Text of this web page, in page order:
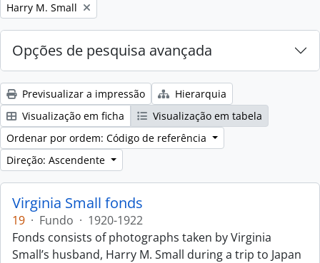
Remove filter:
Harry M. Small
Opções de pesquisa avançada
Previsualizar a impressão
Hierarquia
Visualização em ficha
Visualização em tabela
Ordenar por ordem: Código de referência
Direção: Ascendente
Virginia Small fonds
19 · Fundo · 1920-1922
Fonds consists of photographs taken by Virginia
Small’s husband, Harry M. Small during a trip to Japan